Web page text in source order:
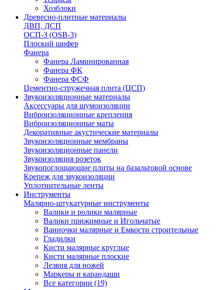
Хозблоки
Древесно-плитные материалы
ДВП, ДСП
ОСП-3 (OSB-3)
Плоский шифер
Фанера
Фанера Ламинированная
Фанера ФК
Фанера ФСФ
Цементно-стружечная плита (ЦСП)
Звукоизоляционные материалы
Аксессуары для шумоизоляции
Виброизоляционные крепления
Виброизоляционные маты
Декоративные акустические материалы
Звукоизоляционные мембраны
Звукоизоляционные панели
Звукоизоляция розеток
Звукопоглощающие плиты на базальтовой основе
Крепеж для звукоизоляции
Уплотнительные ленты
Инструменты
Малярно-штукатурные инструменты
Валики и ролики малярные
Валики прижимные и Игольчатые
Ванночки малярные и Емкости строительные
Гладилки
Кисти малярные круглые
Кисти малярные плоские
Лезвия для ножей
Маркеры и карандаши
Все категории (19)